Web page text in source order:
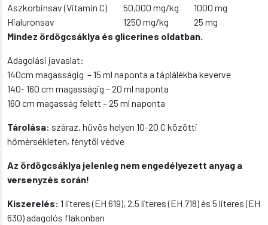
Aszkorbinsav (Vitamin C)
50,000 mg/kg
1000 mg
Hialuronsav
1250 mg/kg
25 mg
Mindez ördögcsáklya és glicerines oldatban.
Adagolási javaslat:
140cm magasságig – 15 ml naponta a táplálékba keverve
140- 160 cm magasságig – 20 ml naponta
160 cm magasság felett – 25 ml naponta
Tárolása: száraz, hűvös helyen 10-20 C közötti
hőmérsékleten, fénytől védve
Az ördögcsáklya jelenleg nem engedélyezett anyag a
versenyzés során!
Kiszerelés: 1 literes (EH 619), 2.5 literes (EH 718) és 5 literes (EH
630) adagolós flakonban